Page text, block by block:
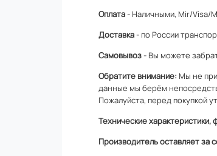
Оплата- Наличными, Mir/Visa/
Доставка- по России
Самовывоз- Вы можете
Обратите внимание: Мы не
данные мы берём
Пожалуйста, перед покупкой
Технические
Производитель оставляет за